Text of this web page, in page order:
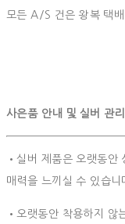
모든 A/S 건은 왕복 택
사은품 안내 및 실버 관
•실버 제품은 오랫동안
매력을 느끼실 수 있습니
•오랫동안 착용하지 않